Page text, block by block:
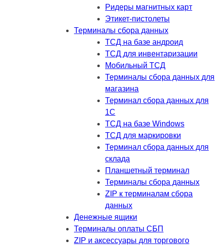
Ридеры магнитных карт
Этикет-пистолеты
Терминалы сбора данных
ТСД на базе андроид
ТСД для инвентаризации
Мобильный ТСД
Терминалы сбора данных для
магазина
Терминал сбора данных для
1C
ТСД на базе Windows
ТСД для маркировки
Терминал сбора данных для
склада
Планшетный терминал
Терминалы сбора данных
ZIP к терминалам сбора
данных
Денежные ящики
Терминалы оплаты СБП
ZIP и аксессуары для торгового